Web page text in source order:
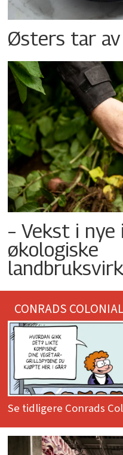
Østers tar
– Vekst i
økologiske
CONRADS COLONIAL
Se tidligere Conrads